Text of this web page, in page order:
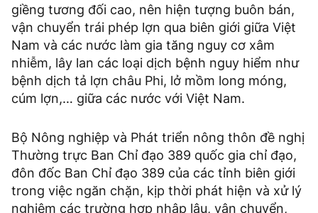
giềng tương đối cao, nên hiện tượng buôn bán,
vận chuyển trái phép lợn qua biên giới giữa Việt
Nam và các nước làm gia tăng nguy cơ xâm
nhiễm, lây lan các loại dịch bệnh nguy hiểm như
bệnh dịch tả lợn châu Phi, lở mồm long móng,
cúm lợn,… giữa các nước với Việt Nam.
Bộ Nông nghiệp và Phát triển nông thôn đề nghị
Thường trực Ban Chỉ đạo 389 quốc gia chỉ đạo,
đôn đốc Ban Chỉ đạo 389 của các tỉnh biên giới
trong việc ngăn chặn, kịp thời phát hiện và xử lý
nghiêm các trường hợp nhập lậu, vận chuyển,